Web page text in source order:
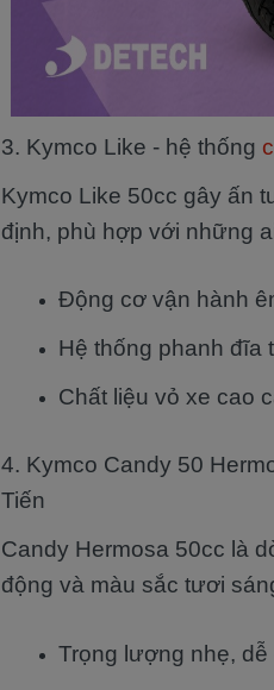
3. Kymco Like - hệ thống
Kymco Like 50cc gây ấn
định, phù hợp với những
Động cơ vận hành
Hệ thống phanh đĩa
Chất liệu vỏ xe cao
4. Kymco Candy 50
Tiến
Candy Hermosa 50cc là
động và màu sắc tươi
Trọng lượng nhẹ,